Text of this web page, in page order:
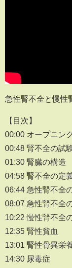
急性腎不全と慢性
【目次】
00:00 オープニン
00:48 腎不全の試
01:30 腎臓の構造
04:58 腎不全の定
06:44 急性腎不全
08:07 急性腎不全
10:22 慢性腎不全
12:35 腎性貧血
13:01 腎性骨異栄
14:30 尿毒症